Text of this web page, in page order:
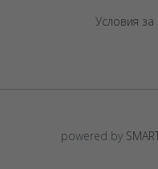
Условия
powered by